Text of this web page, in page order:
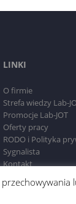
LINKI
O firmie
Strefa wiedzy Lab-
Promocje Lab-JOT
Oferty pracy
RODO i Polityka
Sygnalista
Kontakt